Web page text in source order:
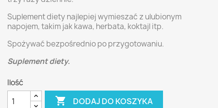
Suplement diety najlepiej wymieszać z ulubionym
napojem, takim jak kawa, herbata, koktajl itp.
Spożywać bezpośrednio po przygotowaniu.
Suplement diety.
Ilość
 DODAJ DO KOSZYKA